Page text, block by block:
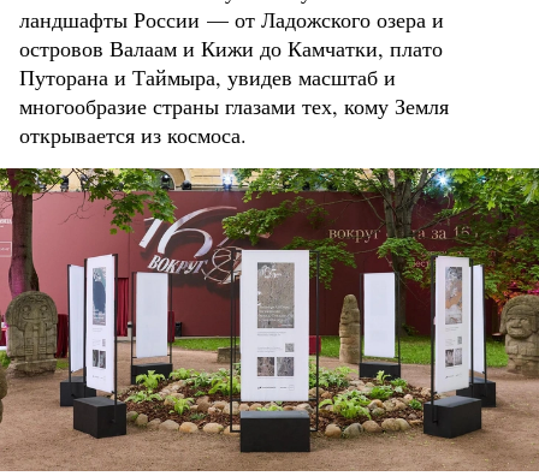
ландшафты России — от Ладожского озера и
островов Валаам и Кижи до Камчатки, плато
Путорана и Таймыра, увидев масштаб и
многообразие страны глазами тех, кому Земля
открывается из космоса.